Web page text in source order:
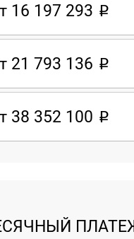
16 197 293
21 793 136
38 352 100